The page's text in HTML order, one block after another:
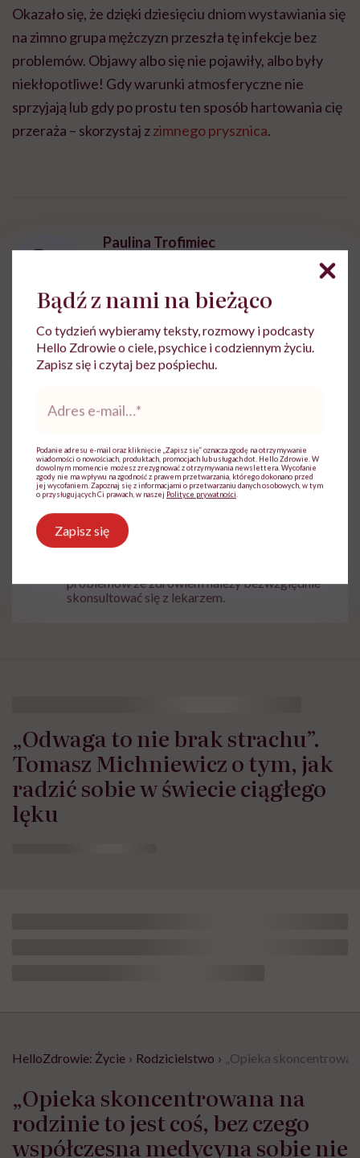
Okazało się, że dzięki dziesięciu dniom wystawiania się
na zimno grupa mężczyzn przeszła tę infekcje bez
problemów. Objawy albo się nie pojawiły, albo były
niekłopotliwe! Gdy warunki atmosferyczne nie
sprzyjają lub gdy po prostu ten sposób hartowania cię
przeraża – skorzystaj zzimnego prysznica.
Paulina Trofimiec
Dziennikarka, redaktorka i copywriterka.
Zobacz profil
Udostępnij
Odporność Układ odpornościowy
i
Treści zawarte w serwisie mają wyłącznie
charakter informacyjny i nie stanowią porady
problemów ze zdrowiem należy bezwzględnie
skonsultować się z lekarzem.
„Odwaga to nie brak strachu”.
Tomasz Michniewicz o tym, jak
radzić sobie w świecie ciągłego
lęku
HelloZdrowie: Życie › Rodzicielstwo › „Opieka
„Opieka skoncentrowana na
rodzinie to jest coś, bez czego
współczesna medycyna sobie nie
Bądź z nami na bieżąco
Co tydzień wybieramy teksty, rozmowy i podcasty
Hello Zdrowie o ciele, psychice i codziennym życiu.
Zapisz się i czytaj bez pośpiechu.
*
Podanie adresu e-mail oraz kliknięcie „Zapisz się” oznacza zgodę na otrzymywanie
wiadomości o nowościach, produktach, promocjach lub usługach dot. Hello Zdrowie. W
dowolnym momencie możesz zrezygnować z otrzymywania newslettera. Wycofanie
zgody nie ma wpływu na zgodność z prawem przetwarzania, którego dokonano przed
jej wycofaniem. Zapoznaj się z informacjami o przetwarzaniu danych osobowych, w tym
o przysługujących Ci prawach, w naszej Polityce prywatności
Zapisz się